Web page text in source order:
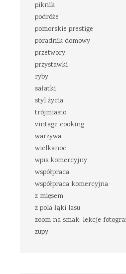
piknik
podróże
pomorskie prestige
poradnik domowy
przetwory
przystawki
ryby
sałatki
styl życia
trójmiasto
vintage cooking
warzywa
wielkanoc
wpis komercyjny
współpraca
współpraca komercyjna
z mięsem
z pola łąki lasu
zoom na smak: lekcje
zupy